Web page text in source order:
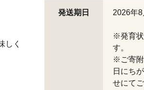
しく
発送期日 2026年8
※発育状
す。
※ご寄附
日にち
せにて